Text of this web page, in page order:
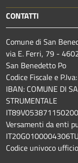
CONTATTI
Comune di San
via E. Ferri, 79 -
San Benedetto Po
Codice Fiscale e
IBAN: COMUNE DI
STRUMENTALE
Versamenti da enti
Codice univoco